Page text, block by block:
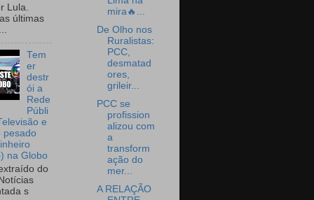
Lula.
últimas
Tem
er
destr
ói a
Rede
Públi
e
pesado
na Globo
do
s
mira🔥...
De Olho nos
Ruralistas:
PCC,
desmatad
ores,
grileir...
PCC se
profission
alizou com
a
transform
ação do
mer...
A RELAÇÃO